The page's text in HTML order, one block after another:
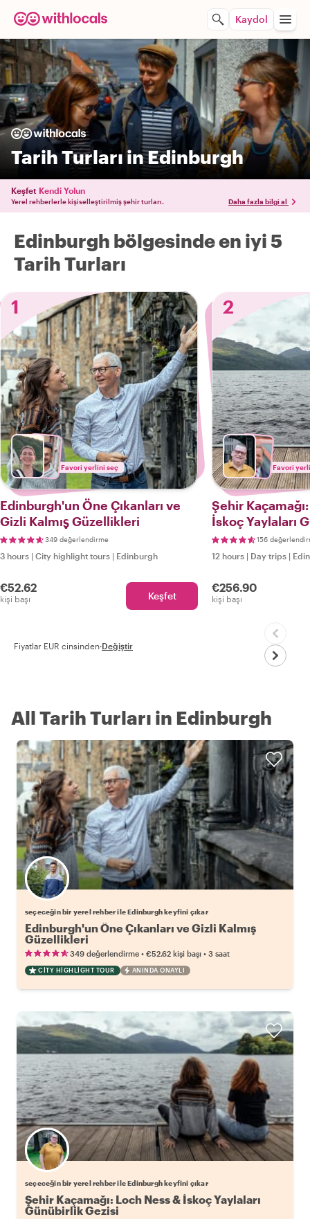
Kaydol
Tarih Turları in Edinburgh
Keşfet Kendi Yolun
Yerel rehberlerle kişiselleştirilmiş şehir turları. Daha fazla bilgi al
Edinburgh bölgesinde en iyi 5
Tarih Turları
1
Favori yerlini seç
Edinburgh'un Öne Çıkanları ve
Gizli Kalmış Güzellikleri
349 değerlendirme
3 hours | City highlight tours | Edinburgh
€52.62
kişi başı Keşfet
2
Favori
Şehir
İskoç Yaylaları
156
12 hours | Day trips |
€256.90
kişi başı
Fiyatlar EUR cinsinden·Değiştir
All Tarih Turları in Edinburgh
Favori yerel rehberini seç
seçeceğin bir yerel rehber ile Edinburgh keyfini çıkar
Edinburgh'un Öne Çıkanları ve Gizli Kalmış
Güzellikleri
349 değerlendirme • €52.62 kişi başı • 3 saat
CITY HIGHLIGHT TOUR ANINDA ONAYLI
Favori yerel rehberini seç
seçeceğin bir yerel rehber ile Edinburgh keyfini çıkar
Şehir Kaçamağı: Loch Ness & İskoç Yaylaları
Günübirlik Gezisi